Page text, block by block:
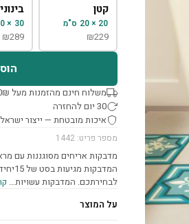
קטן
20 × 20 ס"מ
₪229
בינוני
30 × 30 ס"מ
₪289
משלוח חינם מהזמנות מעל 300₪
30 יום להחזרה
איכות מובטחת — ייצור
מספר פריט: 1442
מדבקות אריחים מסוגננות עם
לבחירתכם. המדבקות עשויות…
על המוצר